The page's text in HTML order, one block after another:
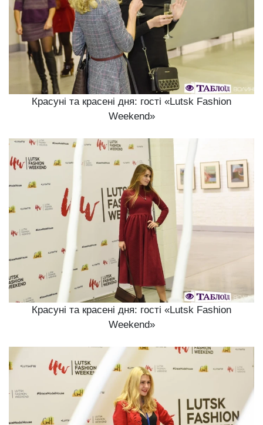
Красуні та красені дня: гості «Lutsk Fashion
Weekend»
Красуні та красені дня: гості «Lutsk Fashion
Weekend»